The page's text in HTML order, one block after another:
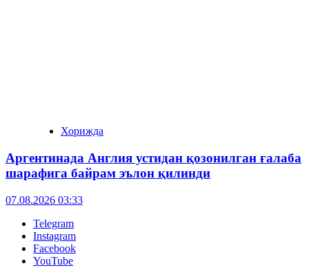
Хорижда
Аргентинада Англия устидан қозонилган ғалаба
шарафига байрам эълон қилинди
07.08.2026 03:33
Telegram
Instagram
Facebook
YouTube